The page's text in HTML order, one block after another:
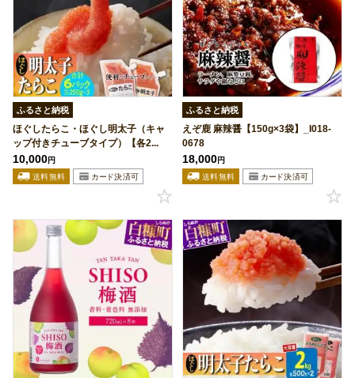
ふるさと納税
ほぐしたらこ・ほぐし明太子（キャ
ップ付きチューブタイプ）【各2...
10,000円
ふるさと納税
えぞ鹿 麻辣醤【150g×3袋】_I018-
0678
18,000円